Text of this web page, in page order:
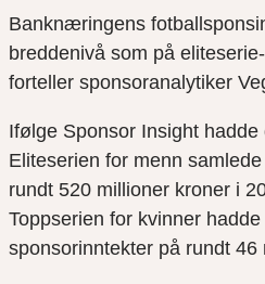
Banknæringens
breddenivå som på
forteller sponsoranalytiker
Ifølge Sponsor Insight hadde
Eliteserien for menn
rundt 520 millioner kroner i
Toppserien for kvinner
sponsorinntekter på rundt 46